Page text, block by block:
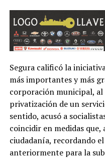
Segura calificó la
más importantes y más
corporación municipal,
privatización de un
sentido, acusó a
coincidir en medidas que,
ciudadanía, recordando
anteriormente para la